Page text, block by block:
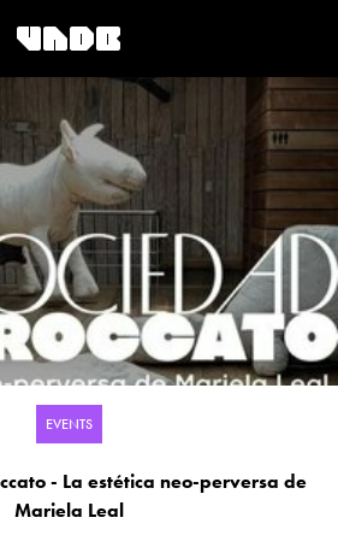
EVENTS
- La estética neo-perversa de
Mariela Leal